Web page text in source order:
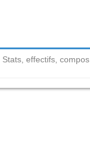
Stats, effectifs, compos